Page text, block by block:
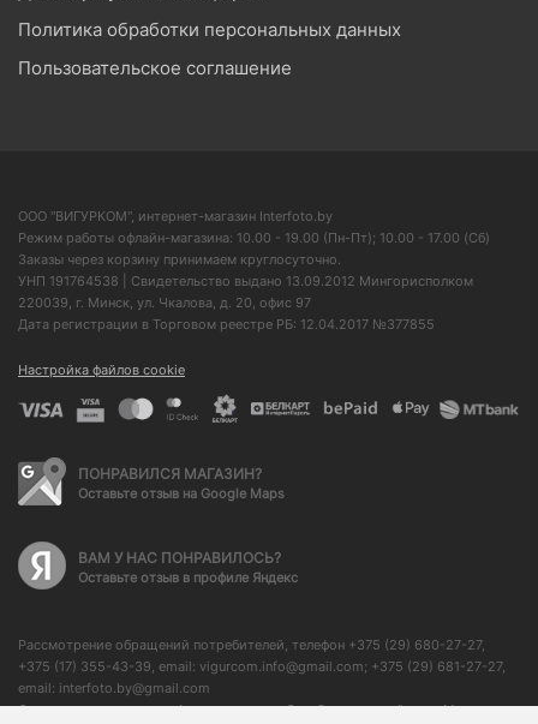
Политика обработки персональных данных
Пользовательское соглашение
ООО "ВИГУРКОМ", интернет-магазин Interfoto.by
Режим работы офлайн-магазина: 10.00 - 19.00 (Пн-Пт); 10.00 - 17.00 (Сб)
Заказы через корзину принимаем круглосуточно.
УНП 191764538 | Свидетельство выдано 13.09.2012 Мингорисполком
220039, г. Минск, ул. Чкалова, д. 20, офис 97
Дата регистрации в Торговом реестре РБ: 12.04.2017 №377855
Настройка файлов cookie
ПОНРАВИЛСЯ МАГАЗИН?
Оставьте отзыв на Google Maps
ВАМ У НАС ПОНРАВИЛОСЬ?
Оставьте отзыв в профиле Яндекс
Рассмотрение обращений потребителей, телефон +375 (29) 680-27-27,
+375 (17) 355-43-39, email: vigurcom.info@gmail.com; +375 (29) 681-27-27,
email: interfoto.by@gmail.com
Отдел торговли и услуг Администрации Октябрьского района г. Минска: +